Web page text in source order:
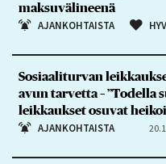
maksuvälineenä
AJANKOHTAISTA
Sosiaaliturvan
avun tarvetta –
leikkaukset osuvat
AJANKOHTAISTA